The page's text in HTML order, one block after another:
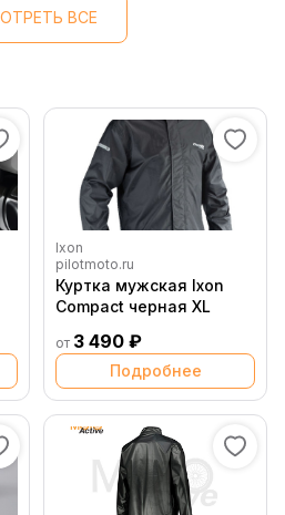
ВСЕ
Ixon
pilotmoto.ru
Куртка мужская Ixon
Compact черная XL
от 3 490 ₽
Подробнее